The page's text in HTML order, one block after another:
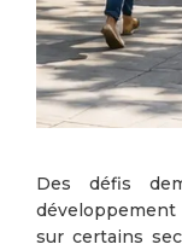
Des défis
sur certains